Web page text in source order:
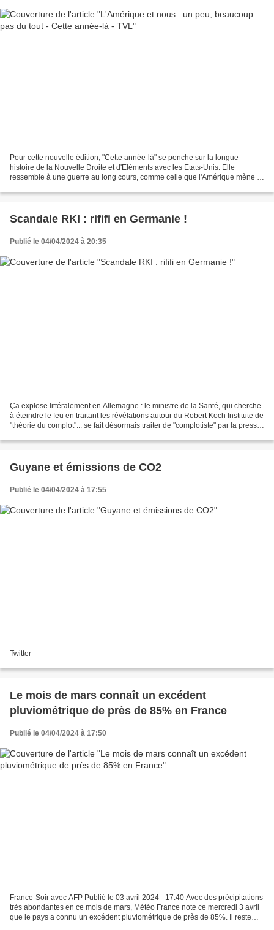
Pour cette nouvelle édition, "Cette année-là" se penche sur la longue
histoire de la Nouvelle Droite et d'Eléments avec les Etats-Unis. Elle
ressemble à une guerre au long cours, comme celle que l'Amérique mène à
Scandale RKI : rififi en Germanie !
Publié le 04/04/2024 à 20:35
Ça explose littéralement en Allemagne : le ministre de la Santé, qui cherche
à éteindre le feu en traitant les révélations autour du Robert Koch Institute de
"théorie du complot"... se fait désormais traiter de "complotiste" par la presse
Guyane et émissions de CO2
Publié le 04/04/2024 à 17:55
Twitter
Le mois de mars connaît un excédent
pluviométrique de près de 85% en France
Publié le 04/04/2024 à 17:50
France-Soir avec AFP Publié le 03 avril 2024 - 17:40 Avec des précipitations
très abondantes en ce mois de mars, Météo France note ce mercredi 3 avril
que le pays a connu un excédent pluviométrique de près de 85%. Il reste